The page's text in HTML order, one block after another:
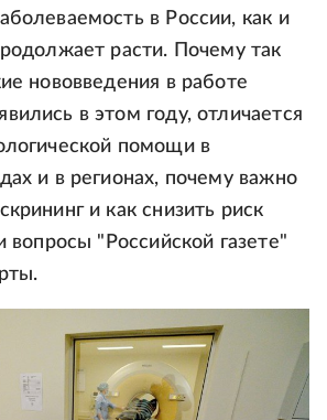
в России, как и
расти. Почему так
нововведения в работе
в этом году, отличается
помощи в
и в регионах, почему важно
и как снизить риск
вопросы "Российской газете"